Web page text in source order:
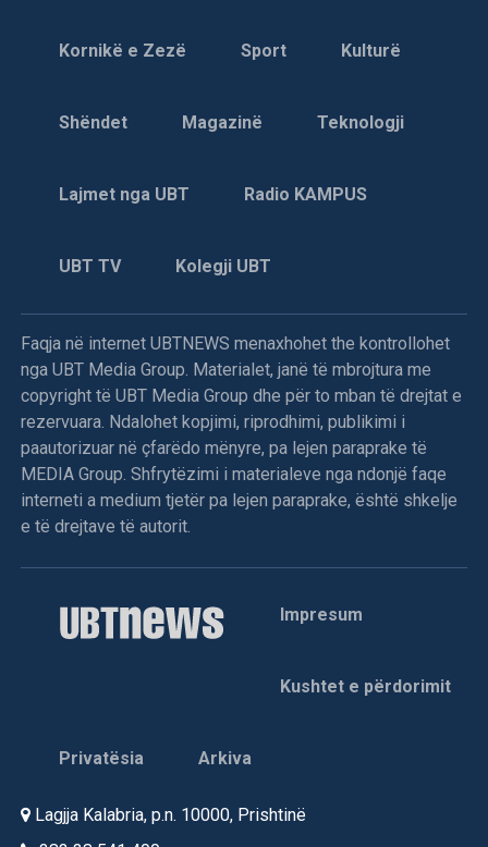
Kornikë e Zezë Sport Kulturë
Shëndet Magazinë Teknologji
Lajmet nga UBT Radio KAMPUS
UBT TV Kolegji UBT
Faqja në internet UBTNEWS menaxhohet the kontrollohet
nga UBT Media Group. Materialet, janë të mbrojtura me
copyright të UBT Media Group dhe për to mban të drejtat e
rezervuara. Ndalohet kopjimi, riprodhimi, publikimi i
paautorizuar në çfarëdo mënyre, pa lejen paraprake të
MEDIA Group. Shfrytëzimi i materialeve nga ndonjë faqe
interneti a medium tjetër pa lejen paraprake, është shkelje
e të drejtave të autorit.
Impresum
Kushtet e përdorimit
Privatësia Arkiva
Lagjja Kalabria, p.n. 10000, Prishtinë